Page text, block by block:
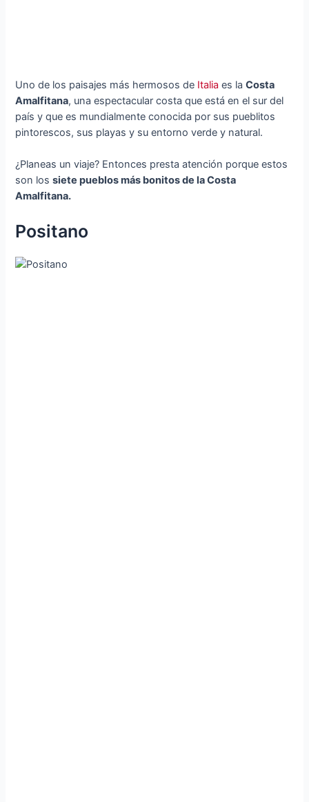
Uno de los paisajes más hermosos de Italia es laCosta
Amalfitana, una espectacular costa que está en el sur del
país y que es mundialmente conocida por sus pueblitos
pintorescos, sus playas y su entorno verde y natural.
¿Planeas un viaje? Entonces presta atención porque estos
son lossiete pueblos más bonitos de la Costa
Amalfitana.
Positano